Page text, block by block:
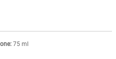
75 ml